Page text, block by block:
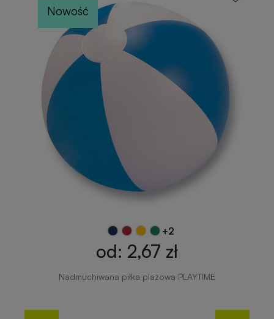
Nowość
+2
od: 2,67 zł
Nadmuchiwana piłka plażowa PLAYTIME